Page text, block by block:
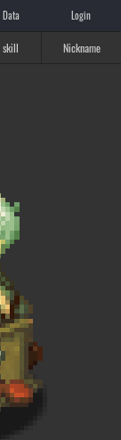
Data Login
skill Nickname